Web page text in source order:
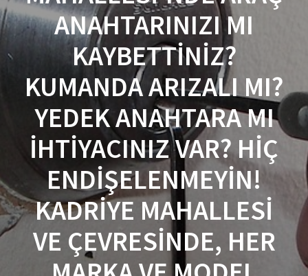
ANAHTARINIZI MI
KAYBETTINIZ?
KUMANDA ARIZALI MI?
YEDEK ANAHTARA MI
IHTIYACINIZ VAR? HIÇ
ENDIŞELENMEYIN!
KADRIYE MAHALLESI
VE ÇEVRESINDE, HER